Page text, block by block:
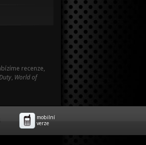
recenze,
, World of
mobilní
verze